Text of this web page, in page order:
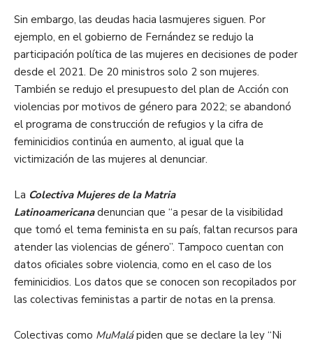
Sin embargo, las deudas hacia lasmujeres siguen. Por
ejemplo, en el gobierno de Fernández se redujo la
participación política de las mujeres en decisiones de poder
desde el 2021. De 20 ministros solo 2 son mujeres.
También se redujo el presupuesto del plan de Acción con
violencias por motivos de género para 2022; se abandonó
el programa de construcción de refugios y la cifra de
feminicidios continúa en aumento, al igual que la
victimización de las mujeres al denunciar.
La Colectiva Mujeres de la Matria
Latinoamericanadenuncian que “a pesar de la visibilidad
que tomó el tema feminista en su país, faltan recursos para
atender las violencias de género”. Tampoco cuentan con
datos oficiales sobre violencia, como en el caso de los
feminicidios. Los datos que se conocen son recopilados por
las colectivas feministas a partir de notas en la prensa.
Colectivas como MuMalápiden que se declare la ley “Ni